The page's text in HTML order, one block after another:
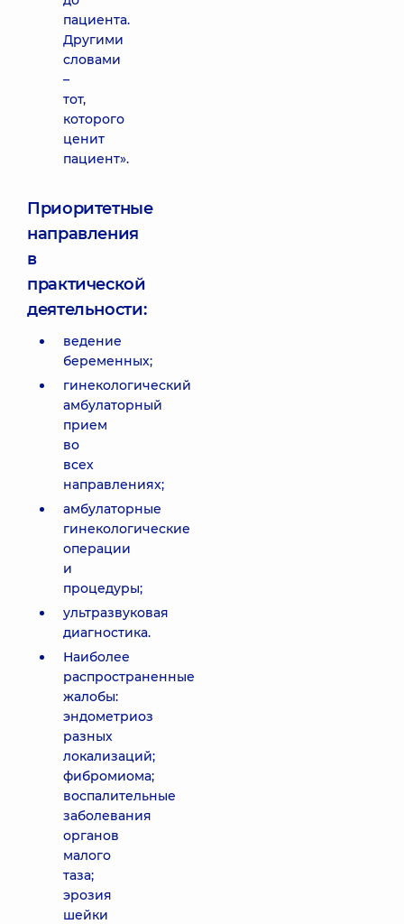
пациента.
Другими
словами
–
тот,
которого
ценит
пациент».
Приоритетные
направления
в
практической
деятельности:
ведение
беременных;
гинекологический
амбулаторный
прием
во
всех
направлениях;
амбулаторные
гинекологические
операции
и
процедуры;
ультразвуковая
диагностика.
Наиболее
распространенные
жалобы:
эндометриоз
разных
локализаций;
фибромиома;
воспалительные
заболевания
органов
малого
таза;
эрозия
шейки